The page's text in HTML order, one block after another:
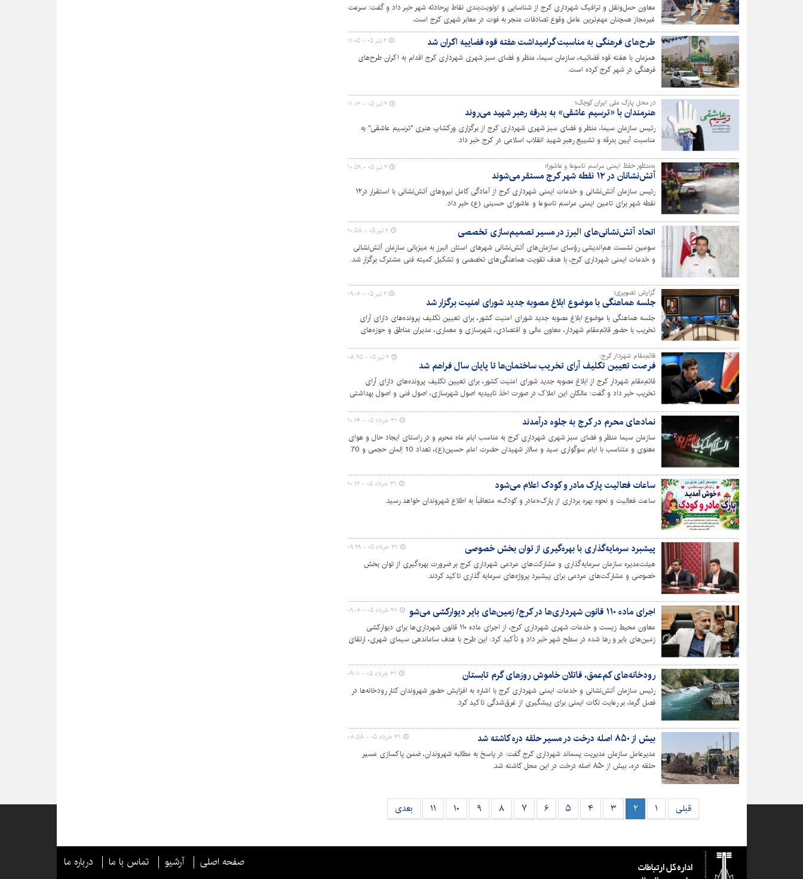
معاون حمل‌ونقل و ترافیک شهرداری کرج از شناسایی و اولویت‌بندی نقاط پرحادثه شهر خبر داد و گفت: سرعت
غیرمجاز همچنان مهم‌ترین عامل وقوع تصادفات منجر به فوت در معابر شهری کرج است.
طرح‌های فرهنگی به مناسبت گرامیداشت هفته قوه قضاییه اکران شد
همزمان با هفته قوه قضائیـه، سازمان سیما، منظر و فضای سبز شهری شهرداری کرج اقدام به اکران طرح‌های
فرهنگی در شهر کرج کرده است.
۲ تیر ۰۵ - ۱۱:۰۵
در محل پارک ملی ایران کوچک؛
هنرمندان با «ترسیم عاشقی» به بدرقه رهبر شهید می‌روند
رئیس سازمان سیما، منظر و فضای سبز شهری شهرداری کرج از برگزاری ورکشاپ هنری "ترسیم عاشقی" به
مناسبت آیین بدرقه و تشییع رهبر شهید انقلاب اسلامی در کرج خبر داد.
۲ تیر ۰۵ - ۱۱:۰۳
به‌منظور حفظ ایمنی مراسم تاسوعا و عاشورا؛
آتش‌نشانان در ۱۲ نقطه شهر کرج مستقر می‌شوند
رئیس سازمان آتش‌نشانی و خدمات ایمنی شهرداری کرج از آمادگی کامل نیروهای آتش‌نشانی با استقرار در۱۲
نقطه شهر برای تامین ایمنی مراسم تاسوعا و عاشورای حسینی (ع) خبر داد.
۲ تیر ۰۵ - ۱۰:۵۹
اتحاد آتش‌نشانی‌های البرز در مسیر تصمیم‌سازی تخصصی
سومین نشست هم‌اندیشی رؤسای سازمان‌های آتش‌نشانی شهرهای استان البرز به میزبانی سازمان آتش‌نشانی
و خدمات ایمنی شهرداری کرج، با هدف تقویت هماهنگی‌های تخصصی و تشکیل کمیته فنی مشترک برگزار شد.
۲ تیر ۰۵ - ۱۰:۵۸
گزارش تصویری؛
جلسه هماهنگی با موضوع ابلاغ مصوبه جدید شورای امنیت برگزار شد
جلسه هماهنگی با موضوع ابلاغ مصوبه جدید شورای امنیت کشور، برای تعیین تکلیف پرونده‌های دارای آرای
تخریب با حضور قائم‌مقام شهردار، معاون مالی و اقتصادی، شهرسازی و معماری، مدیران مناطق و حوزه‌های
۲ تیر ۰۵ - ۰۹:۰۶
قائم‌مقام شهردار کرج:
فرصت تعیین تکلیف آرای تخریب ساختمان‌ها تا پایان سال فراهم شد
قائم‌مقام شهردار کرج از ابلاغ مصوبه جدید شورای امنیت کشور، برای تعیین تکلیف پرونده‌های دارای آرای
تخریب خبر داد و گفت: مالکان این املاک در صورت اخذ تاییدیه اصول شهرسازی، اصول فنی و اصول بهداشتی
و بهره‌مندی از مزایای این مصوبه استفاده کنند.
۲ تیر ۰۵ - ۰۸:۲۵
نمادهای محرم در کرج به جلوه درآمدند
سازمان سیما منظر و فضای سبز شهری شهرداری کرج به مناسب ایام ماه محرم و در راستای ایجاد حال و هوای
معنوی و متناسب با ایام سوگواری سید و سالار شهیدان حضرت امام حسین(ع)، تعداد 10 اِلمان حجمی و 70
۳۱ خرداد ۰۵ - ۱۰:۱۴
ساعات فعالیت پارک مادر و کودک اعلام می‌شود
ساعت فعالیت و نحوه بهره برداری از پارک«مادر و کودک» متعاقباً به اطلاع شهروندان خواهد رسید.
۳۱ خرداد ۰۵ - ۱۰:۱۲
پیشبرد سرمایه‌گذاری با بهره‌گیری از توان بخش خصوصی
هیئت‌مدیره سازمان سرمایه‌گذاری و مشارکت‌های مردمی شهرداری کرج بر ضرورت بهره‌گیری از توان بخش
خصوصی و مشارکت‌های مردمی برای پیشبرد پروژه‌های سرمایه گذاری تاکید کردند.
۳۱ خرداد ۰۵ - ۰۹:۲۹
اجرای ماده ۱۱۰ قانون شهرداری‌ها در کرج/ زمین‌های بایر دیوارکشی می‌شود
معاون محیط زیست و خدمات شهری شهرداری کرج، از اجرای ماده ۱۱۰ قانون شهرداری‌ها برای دیوارکشی
زمین‌های بایر و رها شده در سطح شهر خبر داد و تأکید کرد: این طرح با هدف ساماندهی سیمای شهری، ارتقای
۳۱ خرداد ۰۵ - ۰۹:۰۶
رودخانه‌های کم‌عمق، قاتلان خاموش روزهای گرم تابستان
رئیس سازمان آتش‌نشانی و خدمات ایمنی شهرداری کرج با اشاره به افزایش حضور شهروندان کنار رودخانه‌ها در
فصل گرما، بر رعایت نکات ایمنی برای پیشگیری از غرق‌شدگی تاکید کرد.
۳۱ خرداد ۰۵ - ۰۹:۰۱
بیش از ۸۵۰ اصله درخت در مسیر حلقه دره کاشته شد
مدیرعامل سازمان مدیریت پسماند شهرداری کرج گفت: در پاسخ به مطالبه شهروندان، ضمن پاکسازی مسیر
حلقه دره، بیش از ۸۵۰ اصله درخت در این محل کاشته شد.
۳۱ خرداد ۰۵ - ۰۸:۵۸
قبلی ۱ ۲ ۳ ۴ ۵ ۶ ۷ ۸ ۹ ۱۰ ۱۱ بعدی
صفحه اصلی آرشیو تماس با ما درباره ما